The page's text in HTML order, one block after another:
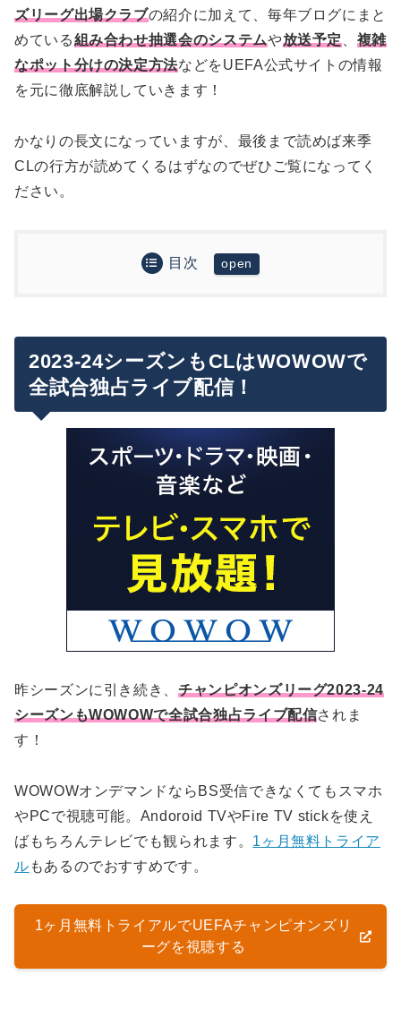
ズリーグ出場クラブの紹介に加えて、毎年ブログにまと
めている組み合わせ抽選会のシステムや放送予定
複雑
なポット分けの決定方法などをUEFA公式サイトの情報
を元に徹底解説していきます！
かなりの長文になっていますが、最後まで読めば来季
CLの行方が読めてくるはずなのでぜひご覧になってく
ださい。
目次
2023-24UEFAチャンピオンズリーグ出場条件につ
いて
カントリーランキングとロシアへの制裁措置の影
響
ストレートイン枠（26チーム）
CL・EL優勝クラブによるストレートイン枠への
①CL優勝クラブが既に国内リーグでグループ
ステージ出場権を獲得している場合
②EL優勝クラブが既に国内リーグでグループ
ステージ出場権を獲得している場合
③特殊ケース：CL王者・EL王者が同一リーグ
かつ国内で出場権を獲得していない場合
グループステージ組み合わせ抽選会
ポット分けの決定方法について
カントリープロテクション
2023-24シーズンのポット分けはどうなる？？
グループA
グループC
グループD
グループF
グループG
グループH
2023-24シーズン UEFAチャンピオンズリーグ大会
予選
グループステージ
決勝ラウンド
CL組み合わせ抽選会の放送は？
UEFA.tvでも無料ライブ配信！ELとECLの抽選会
UEFAチャンピオンズリーグを現地観戦するには？
2023-24シーズンもCLはWOWOWで
全試合独占ライブ配信！
昨シーズンに引き続き、チャンピオンズリーグ2023-24
シーズンもWOWOWで全試合独占ライブ配信されま
す！
WOWOWオンデマンドならBS受信できなくてもスマホ
やPCで視聴可能。Andoroid TVやFire TV stickを使え
ばもちろんテレビでも観られます。 1ヶ月無料トライア
ル もあるのでおすすめです。
1ヶ月無料トライアルでUEFAチャンピオンズリ
ーグを視聴する